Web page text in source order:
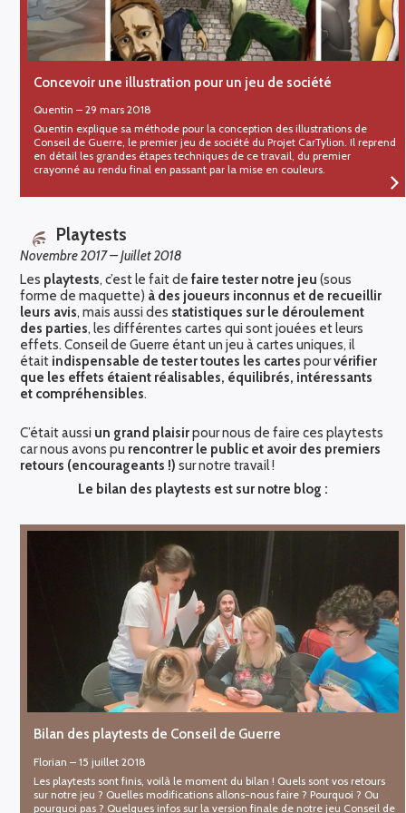
Concevoir une illustration pour un jeu de société
Quentin –29 mars 2018
Quentin explique sa méthode pour la conception des illustrations de
Conseil de Guerre, le premier jeu de société du Projet CarTylion. Il reprend
en détail les grandes étapes techniques de ce travail, du premier
crayonné au rendu final en passant par la mise en couleurs.
Playtests
Novembre 2017– Juillet 2018
Les playtests, c’est le fait defaire tester notre jeu(sous
forme de maquette) à des joueurs inconnus et de recueillir
leurs avis, mais aussi des statistiques sur le déroulement
des parties, les différentes cartes qui sont jouées et leurs
effets. Conseil de Guerre étant un jeu à cartes uniques, il
était indispensable de tester toutes les cartespourvérifier
que les effets étaient réalisables, équilibrés, intéressants
et compréhensibles.
C’était aussi un grand plaisirpour nous de faire ces playtests
car nous avons pu rencontrer le public et avoir des premiers
retours (encourageants !)sur notre travail !
Le bilan des playtests est sur notre blog :
Bilan des playtests de Conseil de Guerre
Florian –15 juillet 2018
Les playtests sont finis, voilà le moment du bilan ! Quels sont vos retours
sur notre jeu ? Quelles modifications allons-nous faire ? Pourquoi ? Ou
pourquoi pas ? Quelques infos sur la version finale de notre jeu Conseil de